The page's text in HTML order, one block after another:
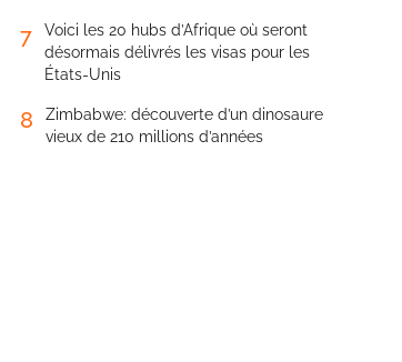
7
Voici les 20 hubs d’Afrique où seront
désormais délivrés les visas pour les
États-Unis
8
Zimbabwe: découverte d’un dinosaure
vieux de 210 millions d’années